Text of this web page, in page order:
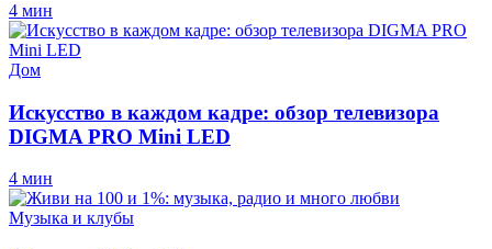
4 мин
Дом
Искусство в каждом кадре: обзор телевизора
DIGMA PRO Mini LED
4 мин
Музыка и клубы